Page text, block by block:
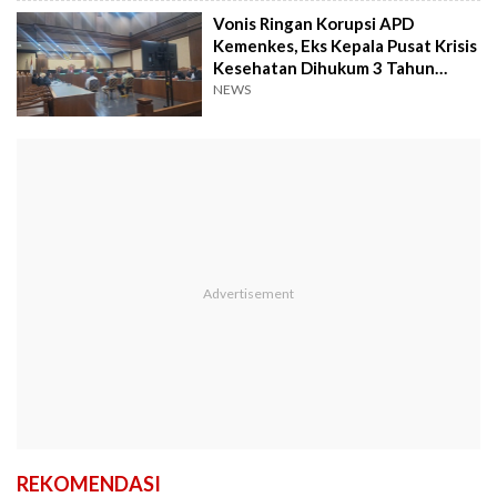
Vonis Ringan Korupsi APD
Kemenkes, Eks Kepala Pusat Krisis
Kesehatan Dihukum 3 Tahun
Penjara
NEWS
REKOMENDASI